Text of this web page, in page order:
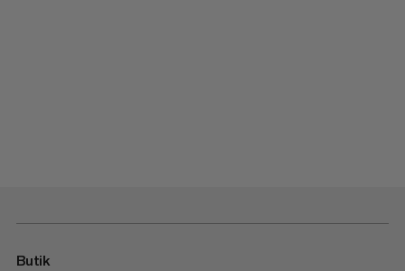
Butik